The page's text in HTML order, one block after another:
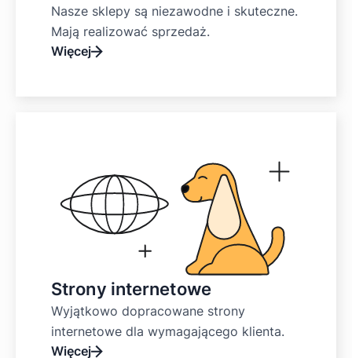
Nasze sklepy są niezawodne i skuteczne.
Mają realizować sprzedaż.
Więcej
Strony internetowe
Wyjątkowo dopracowane strony
internetowe dla wymagającego klienta.
Więcej